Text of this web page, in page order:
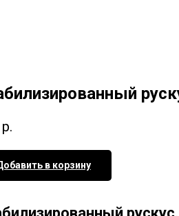
р.
в корзину